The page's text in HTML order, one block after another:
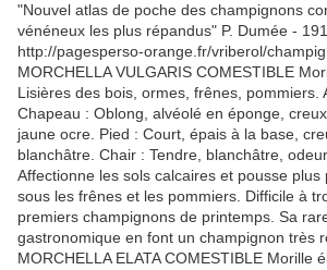
"Nouvel atlas de poche des champignons
vénéneux les plus répandus" P. Dumée -
http://pagesperso-orange.fr/vriberol/
MORCHELLA VULGARIS COMESTIBLE
Lisières des bois, ormes, frênes, pommiers.
Chapeau : Oblong, alvéolé en éponge,
jaune ocre. Pied : Court, épais à la base,
blanchâtre. Chair : Tendre, blanchâtre,
Affectionne les sols calcaires et pousse plus
sous les frênes et les pommiers. Difficile à
premiers champignons de printemps. Sa
gastronomique en font un champignon très
MORCHELLA ELATA COMESTIBLE Morille